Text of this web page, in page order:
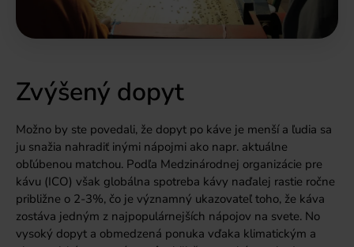
Zvýšený dopyt
Možno by ste povedali, že dopyt po káve je menší a ľudia sa
ju snažia nahradiť inými nápojmi ako napr. aktuálne
obľúbenou matchou. Podľa Medzinárodnej organizácie pre
kávu (ICO) však globálna spotreba kávy naďalej rastie ročne
približne o 2-3%, čo je významný ukazovateľ toho, že káva
zostáva jedným z najpopulárnejších nápojov na svete. No
vysoký dopyt a obmedzená ponuka vďaka klimatickým a